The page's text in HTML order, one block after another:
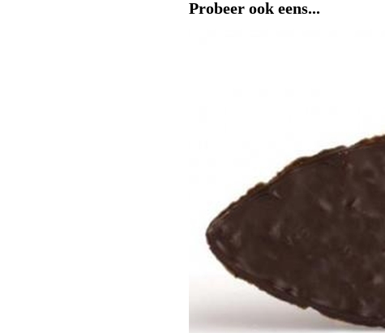
Probeer ook eens...